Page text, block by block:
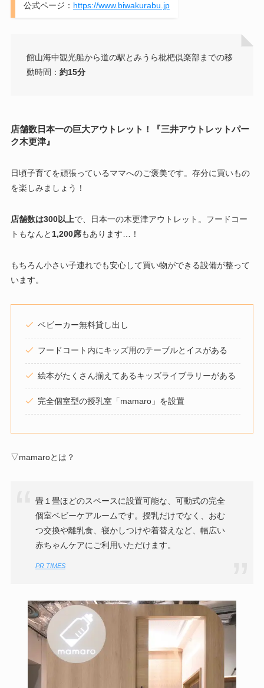
公式ページ： https://www.biwakurabu.jp
館山海中観光船から道の駅とみうら枇杷倶楽部までの移
動時間： 約15分
店舗数日本一の巨大アウトレット！『三井アウトレットパー
ク木更津』
日頃子育てを頑張っているママへのご褒美です。存分に買いもの
を楽しみましょう！
店舗数は300以上で、日本一の木更津アウトレット。フードコー
トもなんと 1,200席もあります…！
もちろん小さい子連れでも安心して買い物ができる設備が整って
います。
ベビーカー無料貸し出し
フードコート内にキッズ用のテーブルとイスがある
絵本がたくさん揃えてあるキッズライブラリーがある
完全個室型の授乳室「mamaro」を設置
▽mamaroとは？
畳１畳ほどのスペースに設置可能な、可動式の完全
個室ベビーケアルームです。授乳だけでなく、おむ
つ交換や離乳食、寝かしつけや着替えなど、幅広い
赤ちゃんケアにご利用いただけます。
PR TIMES